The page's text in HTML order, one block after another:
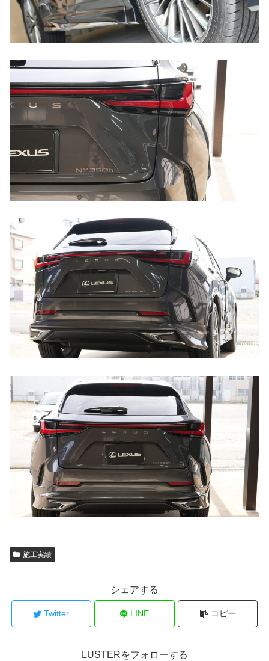
施工実績
シェアする
Twitter LINE コピー
LUSTERをフォローする